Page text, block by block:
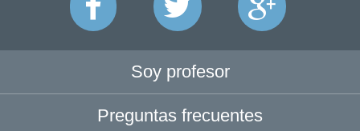
Soy profesor
Preguntas frecuentes